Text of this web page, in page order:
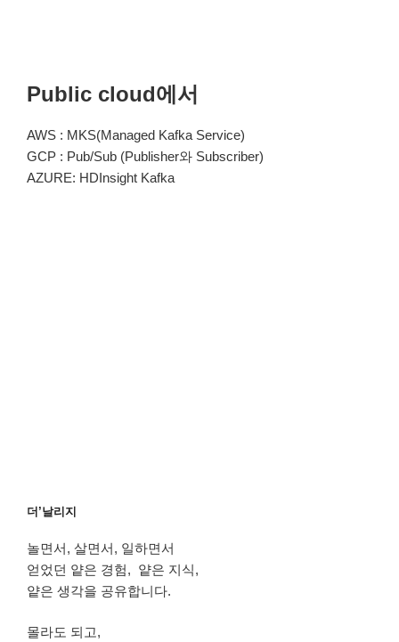
Public cloud에서
AWS : MKS(Managed Kafka Service)
GCP : Pub/Sub (Publisher와 Subscriber)
AZURE: HDInsight Kafka
더’날리지
놀면서, 살면서, 일하면서
얻었던 얕은 경험, 얕은 지식,
얕은 생각을 공유합니다.
몰라도 되고,